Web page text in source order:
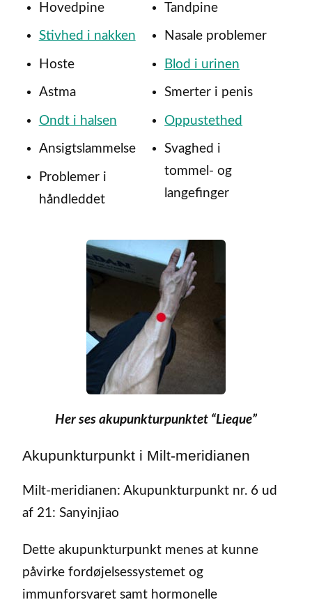
Hovedpine
Stivhed i nakken
Hoste
Astma
Ondt i halsen
Ansigtslammelse
Problemer i
håndleddet
Tandpine
Nasale problemer
Blod i urinen
Smerter i penis
Oppustethed
Svaghed i
tommel- og
langefinger
Her ses akupunkturpunktet “Lieque”
Akupunkturpunkt i Milt-meridianen
Milt-meridianen: Akupunkturpunkt nr. 6 ud
af 21: Sanyinjiao
Dette akupunkturpunkt menes at kunne
påvirke fordøjelsessystemet og
immunforsvaret samt hormonelle